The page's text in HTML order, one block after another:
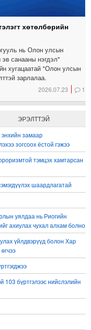
хөтөлбөрийн
нь Олон улсын
санааны нэгдэл"
хугацаатай "Олон улсын
зарлалаа.
2026.07.23 1
ЭРЭЛТТЭЙ
замаар
зогсоох ёстой гэжээ
тэмцэх хамтарсан
шаардлагатай
уялдаа нь Риогийн
ахиулах чухал алхам болно
үйлдвэрүүд болон Хар
бүртгэлээс нийслэлийн